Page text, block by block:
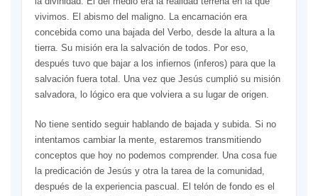
vivimos. El abismo del maligno. La encarnación era
concebida como una bajada del Verbo, desde la altura a la
tierra. Su misión era la salvación de todos. Por eso,
después tuvo que bajar a los infiernos (inferos) para que la
salvación fuera total. Una vez que Jesús cumplió su misión
salvadora, lo lógico era que volviera a su lugar de origen.
No tiene sentido seguir hablando de bajada y subida. Si no
intentamos cambiar la mente, estaremos transmitiendo
conceptos que hoy no podemos comprender. Una cosa fue
la predicación de Jesús y otra la tarea de la comunidad,
después de la experiencia pascual. El telón de fondo es el